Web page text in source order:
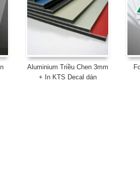
Aluminium Triều Chen 3mm
+ In KTS Decal dán